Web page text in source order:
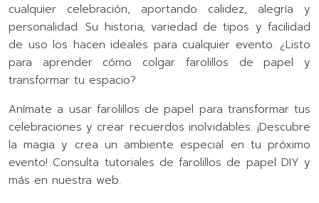
cualquier celebración, aportando calidez, alegría y
personalidad. Su historia, variedad de tipos y facilidad
de uso los hacen ideales para cualquier evento. ¿Listo
para aprender cómo colgar farolillos de papel y
transformar tu espacio?
Anímate a usar farolillos de papel para transformar tus
celebraciones y crear recuerdos inolvidables. ¡Descubre
la magia y crea un ambiente especial en tu próximo
evento! Consulta tutoriales de farolillos de papel DIY y
más en nuestra web.